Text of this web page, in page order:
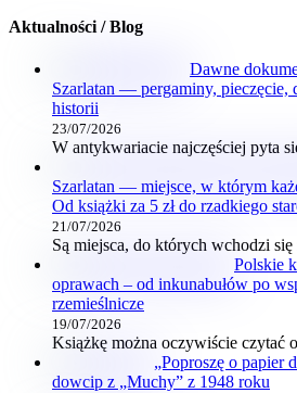
Aktualności / Blog
Dawne
Szarlatan — pergaminy, pieczęcie,
historii
23/07/2026
W antykwariacie najczęściej pyta
Szarlatan — miejsce, w którym
Od książki za 5 zł do rzadkiego
21/07/2026
Są miejsca, do których wchodzi
Polskie
oprawach – od inkunabułów po
rzemieślnicze
19/07/2026
Książkę można oczywiście czytać
„Poproszę o
dowcip z „Muchy” z 1948 roku